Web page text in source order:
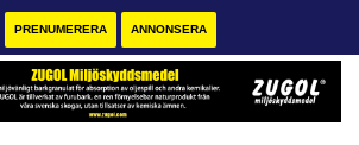
PRENUMERERA ANNONSERA